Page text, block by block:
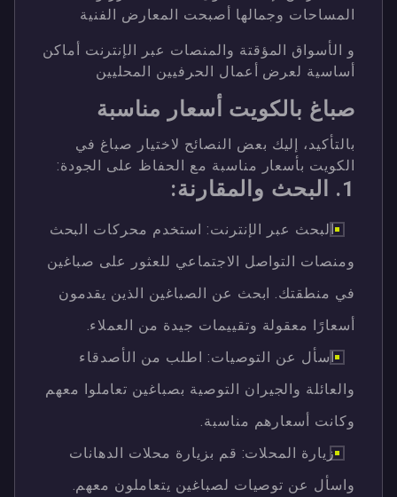
المساحات وجمالها أصبحت المعارض الفنية
و الأسواق المؤقتة والمنصات عبر الإنترنت أماكن
أساسية لعرض أعمال الحرفيين المحليين
صباغ بالكويت أسعار مناسبة
بالتأكيد، إليك بعض النصائح لاختيار صباغ في
الكويت بأسعار مناسبة مع الحفاظ على الجودة:
1. البحث والمقارنة:
البحث عبر الإنترنت: استخدم محركات البحث
ومنصات التواصل الاجتماعي للعثور على صباغين
في منطقتك. ابحث عن الصباغين الذين يقدمون
أسعارًا معقولة وتقييمات جيدة من العملاء.
اسأل عن التوصيات: اطلب من الأصدقاء
والعائلة والجيران التوصية بصباغين تعاملوا معهم
وكانت أسعارهم مناسبة.
زيارة المحلات: قم بزيارة محلات الدهانات
واسأل عن توصيات لصباغين يتعاملون معهم.